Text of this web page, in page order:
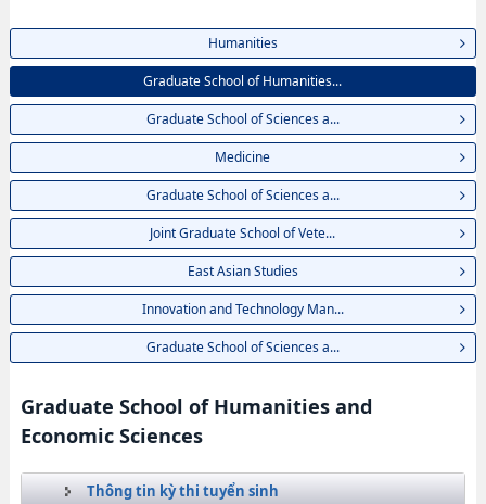
Humanities
Graduate School of Humanities...
Graduate School of Sciences a...
Medicine
Graduate School of Sciences a...
Joint Graduate School of Vete...
East Asian Studies
Innovation and Technology Man...
Graduate School of Sciences a...
Graduate School of Humanities and
Economic Sciences
Thông tin kỳ thi tuyển sinh